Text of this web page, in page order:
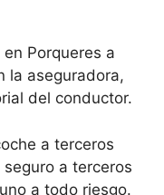
Porqueres a
la aseguradora,
del conductor.
a terceros
a terceros
a todo riesgo.